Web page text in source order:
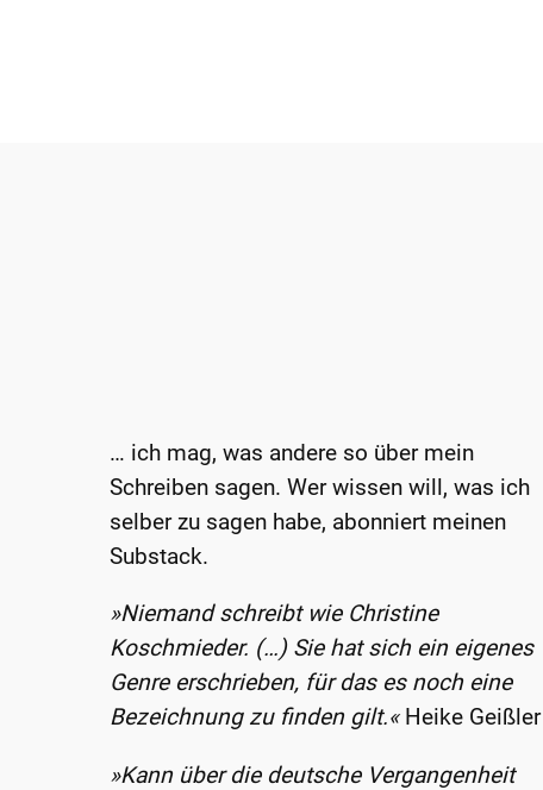
… ich mag, was andere so über mein
Schreiben sagen. Wer wissen will, was ich
selber zu sagen habe, abonniert meinen
Substack.
»Niemand schreibt wie Christine
Koschmieder. (…) Sie hat sich ein eigenes
Genre erschrieben, für das es noch eine
Bezeichnung zu finden gilt.«Heike Geißler
»Kann über die deutsche Vergangenheit